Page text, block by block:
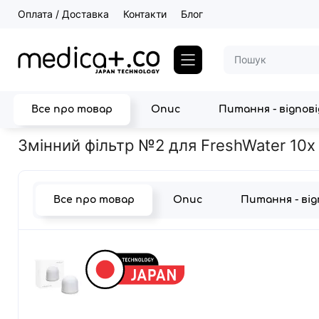
Оплата / Доставка Контакти Блог
Все про товар Опис Питання -
Головна Товари для дому Фільтри для води Змінний
Змінний фільтр №2 для FreshWater 10x
Все про товар Опис Питання -